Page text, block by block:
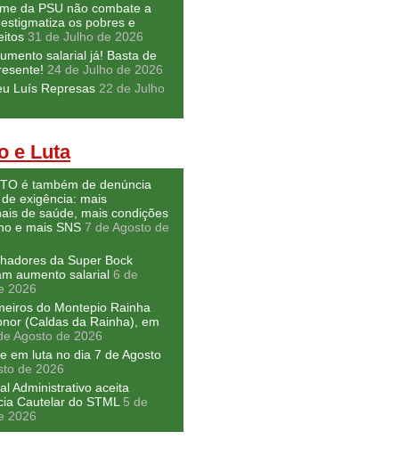
da PSU não combate a
os pobres e
31 de Julho de 2026
salarial já! Basta de
24 de Julho de 2026
Luís Represas 22 de Julho
e Luta
é também de denúncia
exigência: mais
de saúde, mais condições
e mais SNS 7 de Agosto de
da Super Bock
aumento salarial 6 de
2026
do Montepio Rainha
(Caldas da Rainha), em
Agosto de 2026
em luta no dia 7 de Agosto
de 2026
Administrativo aceita
Cautelar do STML 5 de
2026